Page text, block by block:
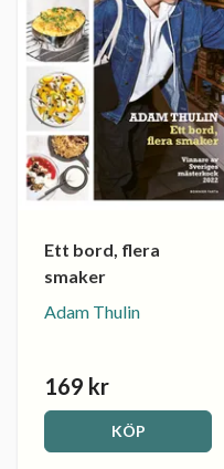
Ett bord, flera
smaker
Adam Thulin
169 kr
KÖP